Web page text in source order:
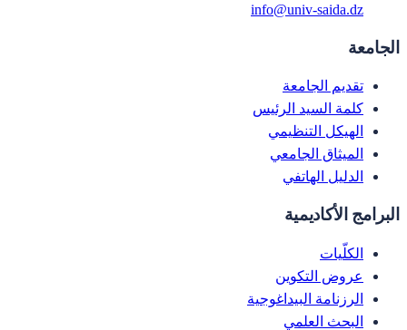
info@univ-saida.dz
الجامعة
تقديم الجامعة
كلمة السيد الرئيس
الهيكل التنظيمي
الميثاق الجامعي
الدليل الهاتفي
البرامج الأكاديمية
الكلّيات
عروض التكوين
الرزنامة البيداغوجية
البحث العلمي